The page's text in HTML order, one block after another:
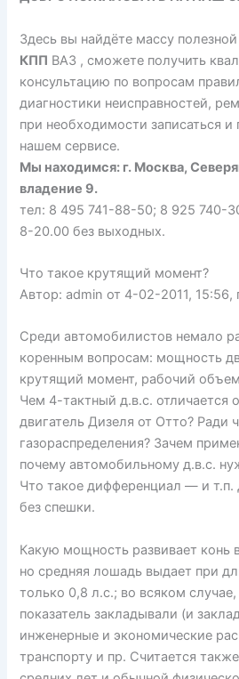
Здесь вы найдёте массу
КПП ВАЗ , сможете получить
консультацию по вопросам
диагностики неисправностей,
при необходимости записаться и
нашем сервисе.
Мы находимся: г. Москва,
владение 9.
тел: 8 495 741-88-50; 8 925 740-
8-20.00 без выходных.
Что такое крутящий момент?
Автор: admin от 4-02-2011,
Среди автомобилистов немало
коренным вопросам: мощность
крутящий момент, рабочий
Чем 4-тактный д.в.с. отличается
двигатель Дизеля от Отто? Ради
газораспределения? Зачем
почему автомобильному д.в.с.
Что такое дифференциал — и т.п.
без спешки.
Какую мощность развивает конь
но средняя лошадь выдает при
только 0,8 л.с.; во всяком
показатель закладывали (и
инженерные и экономические
транспорту и пр. Считается